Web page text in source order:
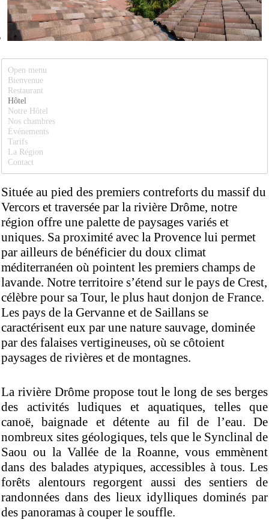
Open menu
Bienvenue
Restaurant
Hôtel
Notre Hôtel
Nos chambres
Événements
Tarifs
La Région
Contact
Située au pied des premiers contreforts du massif du
Vercors et traversée par la rivière Drôme, notre
région offre une palette de paysages variés et
uniques. Sa proximité avec la Provence lui permet
par ailleurs de bénéficier du doux climat
méditerranéen où pointent les premiers champs de
lavande. Notre territoire s’étend sur le pays de Crest,
célèbre pour sa Tour, le plus haut donjon de France.
Les pays de la Gervanne et de Saillans se
caractérisent eux par une nature sauvage, dominée
par des falaises vertigineuses, où se côtoient
paysages de rivières et de montagnes.
La rivière Drôme propose tout le long de ses berges
des activités ludiques et aquatiques, telles que
canoë, baignade et détente au fil de l’eau. De
nombreux sites géologiques, tels que le Synclinal de
Saou ou la Vallée de la Roanne, vous emmènent
dans des balades atypiques, accessibles à tous. Les
forêts alentours regorgent aussi des sentiers de
randonnées dans des lieux idylliques dominés par
des panoramas à couper le souffle.